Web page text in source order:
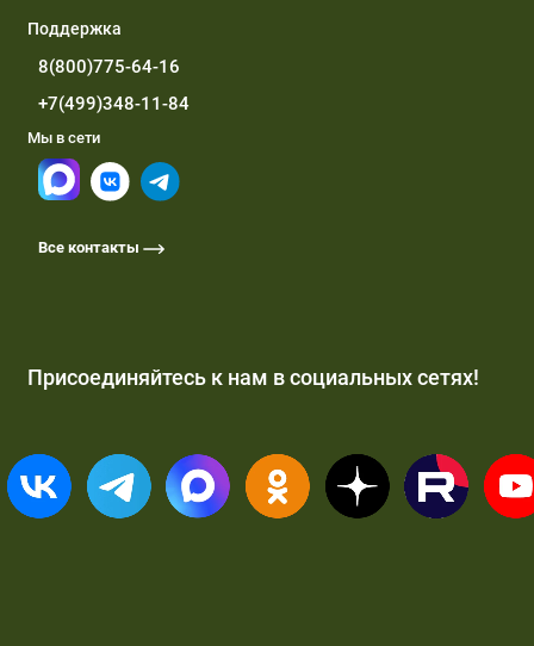
Поддержка
8(800)775-64-16
+7(499)348-11-84
Мы в сети
Все контакты
Присоединяйтесь к нам в социальных сетях!